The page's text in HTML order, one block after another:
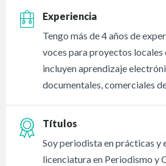
Experiencia
Tengo más de 4 años de
voces para proyectos locales
incluyen aprendizaje
documentales, comerciales
Títulos
Soy periodista en prácticas y
licenciatura en Periodismo y